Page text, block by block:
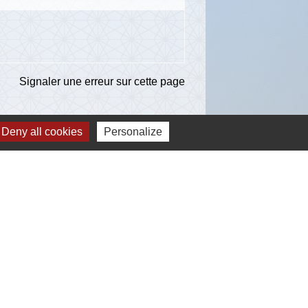
Signaler une erreur sur cette page
Deny all cookies Personalize